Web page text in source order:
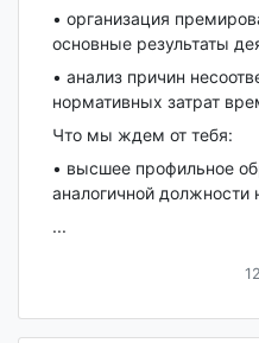
• организация
основные результаты
• анализ причин
нормативных затрат
Что мы ждем от тебя:
• высшее профильное
аналогичной должности
...